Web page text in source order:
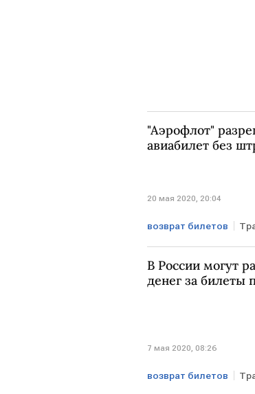
"Аэрофлот"
авиабилет без
20 мая 2020, 20:04
возврат билетов
В России могут
денег за билеты
7 мая 2020, 08:26
возврат билетов